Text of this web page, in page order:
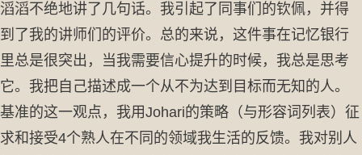
滔滔不绝地讲了几句话。我引起了同事们的钦佩，并得
到了我的讲师们的评价。总的来说，这件事在记忆银行
里总是很突出，当我需要信心提升的时候，我总是思考
它。我把自己描述成一个从不为达到目标而无知的人。
基准的这一观点，我用Johari的策略（与形容词列表）征
求和接受4个熟人在不同的领域我生活的反馈。我对别人